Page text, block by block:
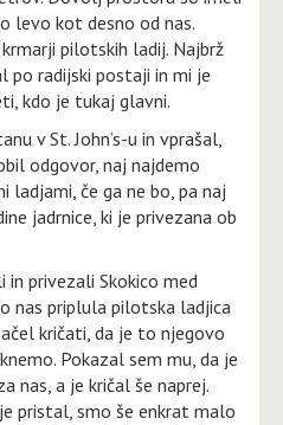
levo kot desno od nas.
pilotskih ladij. Najbrž
po radijski postaji in mi je
kdo je tukaj glavni.
v St. John’s-u in vprašal,
odgovor, naj najdemo
ladjami, če ga ne bo, pa naj
jadrnice, ki je privezana ob
privezali Skokico med
nas priplula pilotska ladjica
kričati, da je to njegovo
Pokazal sem mu, da je
nas, a je kričal še naprej.
pristal, smo še enkrat malo